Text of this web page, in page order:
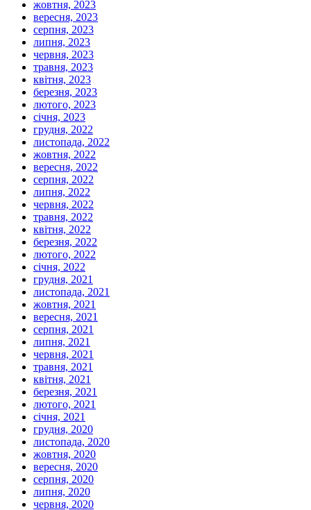
жовтня, 2023
вересня, 2023
серпня, 2023
липня, 2023
червня, 2023
травня, 2023
квітня, 2023
березня, 2023
лютого, 2023
січня, 2023
грудня, 2022
листопада, 2022
жовтня, 2022
вересня, 2022
серпня, 2022
липня, 2022
червня, 2022
травня, 2022
квітня, 2022
березня, 2022
лютого, 2022
січня, 2022
грудня, 2021
листопада, 2021
жовтня, 2021
вересня, 2021
серпня, 2021
липня, 2021
червня, 2021
травня, 2021
квітня, 2021
березня, 2021
лютого, 2021
січня, 2021
грудня, 2020
листопада, 2020
жовтня, 2020
вересня, 2020
серпня, 2020
липня, 2020
червня, 2020